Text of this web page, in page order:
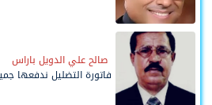
صالح علي الدويل باراس
فاتورة التضليل ندفعها